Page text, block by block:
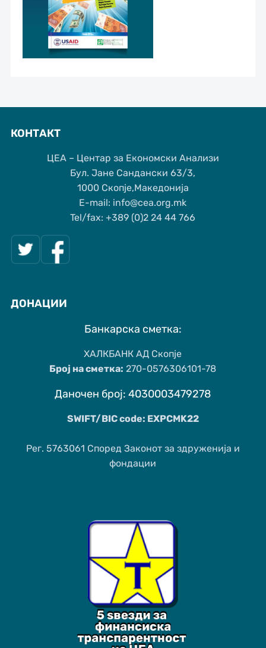
КОНТАКТ
ЦЕА – Центар за Економски Анализи
Бул. Јане Сандански 63/3,
1000 Скопје,Македонија
Е-mail: info@cea.org.mk
Tel/fax: +389 (0)2 24 44 766
ДОНАЦИИ
Банкарска сметка:
ХАЛКБАНК АД Скопје
Број на сметка: 270-0576306101-78
Даночен број: 4030003479278
SWIFT/BIC code: EXPCMK22
Рег. 5763061 Според Законот за здруженија и
фондации